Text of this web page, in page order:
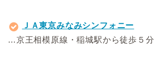
ＪＡ東京みなみシンフォニー
…京王相模原線・稲城駅から徒歩５分